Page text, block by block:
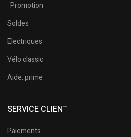
¨Promotion
Soldes
Electriques
Vélo classic
Aide, prime
SERVICE CLIENT
Paiements